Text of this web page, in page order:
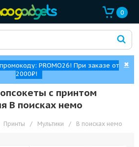
0
PROMO26! При заказе от
2000₽!
✖
с принтом
В поисках немо
Принты / Мультики / В поисках немо